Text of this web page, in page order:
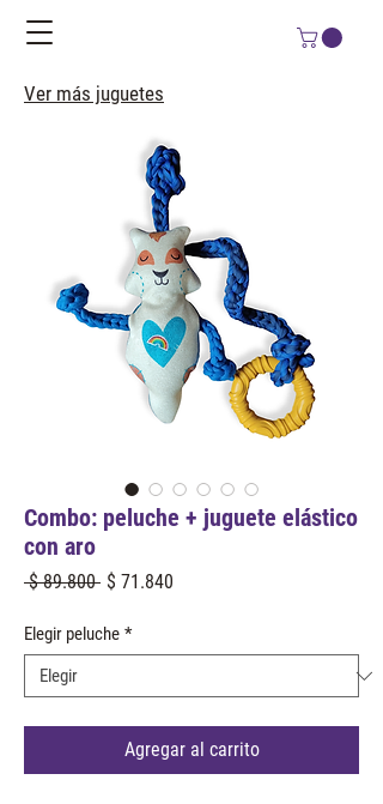
Ver más juguetes
Combo: peluche + juguete elástico
con aro
$ 89.800 Precio
$ 71.840
Elegir peluche *
Agregar al carrito